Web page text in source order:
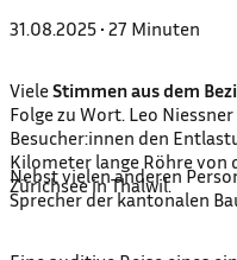
31.08.2025 • 27 Minuten
VieleStimmen aus dem
Folge zu Wort. Leo
Besucher:innen den
Kilometer lange Röhre von
Zürichsee in Thalwil.
Nebst vielen anderen
Sprecher der kantonalen